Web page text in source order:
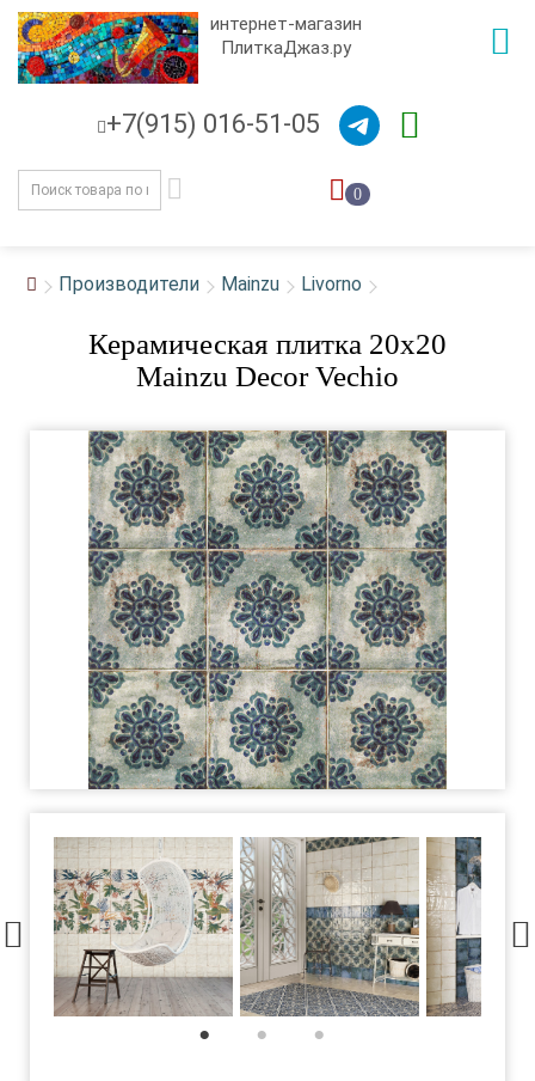
интернет-магазин
ПлиткаДжаз.ру
+7(915) 016-51-05
0
Производители Mainzu Livorno
Керамическая плитка 20x20
Mainzu Decor Vechio